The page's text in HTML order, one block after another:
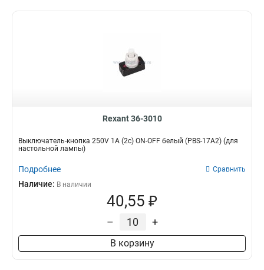
Rexant 36-3010
Выключатель-кнопка 250V 1А (2с) ON-OFF белый (PBS-17A2) (для
настольной лампы)
Подробнее Сравнить
Наличие: В наличии
40,55 ₽
– +
В корзину